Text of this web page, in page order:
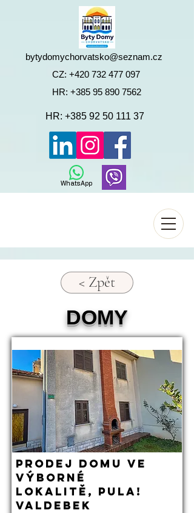
HR: +385 95 890 7562
CZ: +420 732 477 097
WhatsApp
bytydomychorvatsko@seznam.cz
HR: +385 92 50 111 37
< Zpět
DOMY
Prodej domu ve
výborné
lokalitě, Pula!
Valdebek